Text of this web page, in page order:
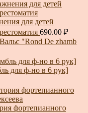
для детей
690.00 ₽
Вальс "Rond De zhamb
для ф-но в 6 рук]
фортепианного